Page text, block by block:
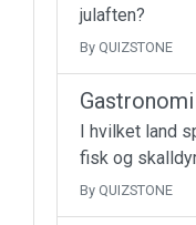
julaften?
By QUIZSTONE
Gastronomi
I hvilket land
fisk og
By QUIZSTONE